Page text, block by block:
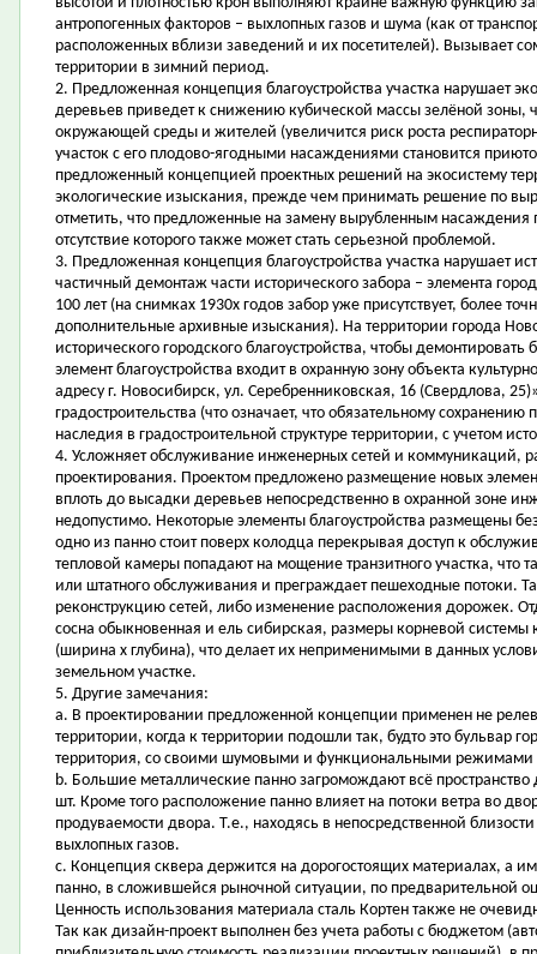
антропогенных факторов – выхлопных газов и шума (как от
расположенных вблизи заведений и их посетителей). Вызывает
территории в зимний период.
2. Предложенная концепция благоустройства участка нарушает
деревьев приведет к снижению кубической массы зелёной зоны,
окружающей среды и жителей (увеличится риск роста
участок с его плодово-ягодными насаждениями становится
предложенный концепцией проектных решений на экосистему
экологические изыскания, прежде чем принимать решение по
отметить, что предложенные на замену вырубленным
отсутствие которого также может стать серьезной проблемой.
3. Предложенная концепция благоустройства участка нарушает
частичный демонтаж части исторического забора – элемента
100 лет (на снимках 1930х годов забор уже присутствует, более
дополнительные архивные изыскания). На территории города
исторического городского благоустройства, чтобы
элемент благоустройства входит в охранную зону объекта
адресу г. Новосибирск, ул. Серебренниковская, 16 (Свердлова,
градостроительства (что означает, что обязательному
наследия в градостроительной структуре территории, с учетом
4. Усложняет обслуживание инженерных сетей и коммуникаций,
проектирования. Проектом предложено размещение новых
вплоть до высадки деревьев непосредственно в охранной зоне
недопустимо. Некоторые элементы благоустройства размещены
одно из панно стоит поверх колодца перекрывая доступ к
тепловой камеры попадают на мощение транзитного участка, что
или штатного обслуживания и преграждает пешеходные потоки.
реконструкцию сетей, либо изменение расположения дорожек.
сосна обыкновенная и ель сибирская, размеры корневой
(ширина х глубина), что делает их неприменимыми в данных
земельном участке.
5. Другие замечания:
a. В проектировании предложенной концепции применен не
территории, когда к территории подошли так, будто это бульвар
территория, со своими шумовыми и функциональными режимами
b. Большие металлические панно загромождают всё
шт. Кроме того расположение панно влияет на потоки ветра во
продуваемости двора. Т.е., находясь в непосредственной
выхлопных газов.
c. Концепция сквера держится на дорогостоящих материалах, а
панно, в сложившейся рыночной ситуации, по предварительной
Ценность использования материала сталь Кортен также не
Так как дизайн-проект выполнен без учета работы с бюджетом